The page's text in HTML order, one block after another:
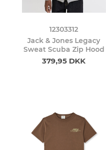
12303312
Jack & Jones Legacy
Sweat Scuba Zip Hood
379,95 DKK